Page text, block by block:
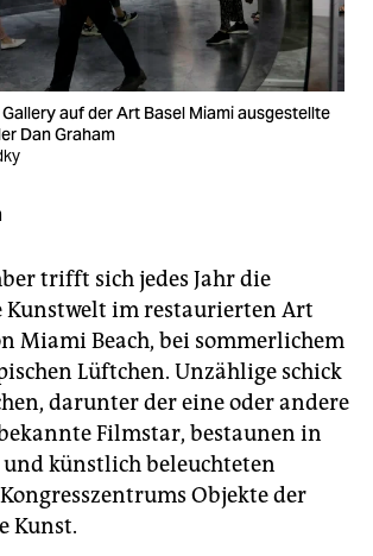
Gallery auf der Art Basel Miami ausgestellte
Dan Graham
trifft sich jedes Jahr die
im restaurierten Art
Miami Beach, bei sommerlichem
Lüftchen. Unzählige schick
darunter der eine oder andere
Filmstar, bestaunen in
künstlich beleuchteten
Objekte der
Kunst.